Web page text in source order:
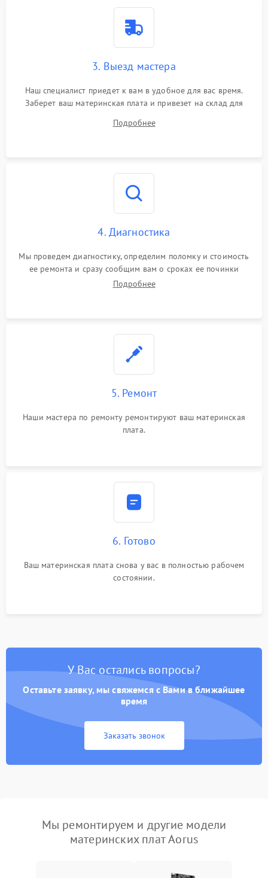
3. Выезд мастера
Наш специалист приедет к вам в удобное для вас время.
Заберет ваш материнская плата и привезет на склад для
Подробнее
4. Диагностика
Мы проведем диагностику, определим поломку и стоимость
ее ремонта и сразу сообщим вам о сроках ее починки
Подробнее
5. Ремонт
Наши мастера по ремонту ремонтируют ваш материнская
плата.
6. Готово
Ваш материнская плата снова у вас в полностью рабочем
состоянии.
У Вас остались вопросы?
Оставьте заявку, мы свяжемся с Вами в ближайшее
время
Заказать звонок
Мы ремонтируем и другие модели
материнских плат Aorus